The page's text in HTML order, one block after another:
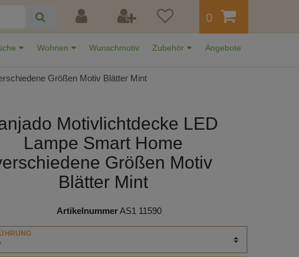
0
Wohnen Wunschmotiv Zubehör Angebote
Größen Motiv Blätter Mint
Motivlichtdecke LED
Lampe Smart Home
Größen Motiv
Blätter Mint
ArtikelnummerAS1 11590